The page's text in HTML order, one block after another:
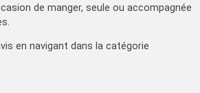
de manger, seule ou accompagnée
en navigant dans la catégorie